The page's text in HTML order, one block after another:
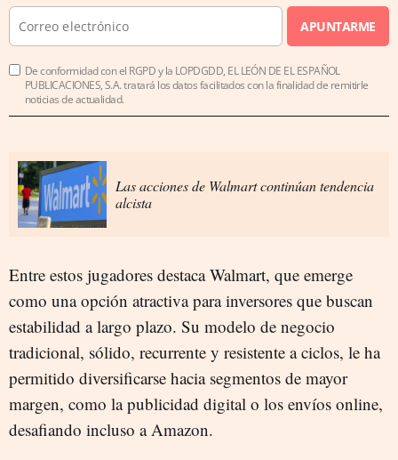
APUNTARME
De conformidad con el RGPD y la LOPDGDD, EL LEÓN DE EL ESPAÑOL
PUBLICACIONES, S.A. tratará los datos facilitados con la finalidad de remitirle
noticias de actualidad.
Las acciones de Walmart continúan tendencia
alcista
Entre estos jugadores destaca Walmart, que emerge
como una opción atractiva para inversores que buscan
estabilidad a largo plazo. Su modelo de negocio
tradicional, sólido, recurrente y resistente a ciclos, le ha
permitido diversificarse hacia segmentos de mayor
margen, como la publicidad digital o los envíos online,
desafiando incluso a Amazon.